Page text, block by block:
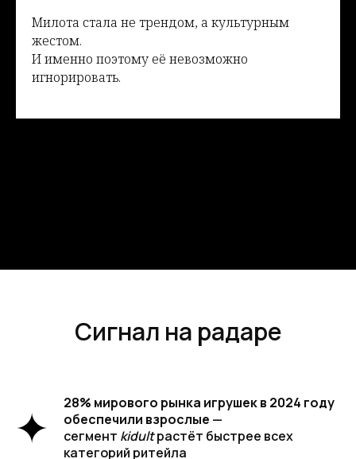
Милота стала не трендом, а культурным
жестом.
И именно поэтому её невозможно
игнорировать.
Сигнал на радаре
28% мирового рынка игрушек в 2024 году
обеспечили взрослые —
сегмент kidultрастёт быстрее всех
категорий ритейла